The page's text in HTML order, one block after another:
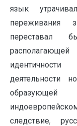
язык
переживания
переставал
деятельности
образующей
следствие,